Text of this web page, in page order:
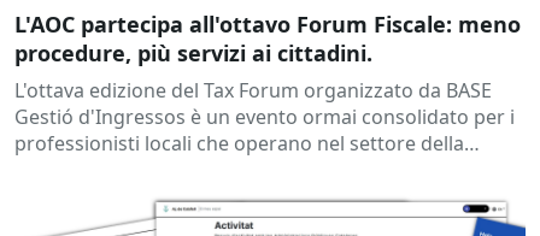
L'AOC partecipa all'ottavo Forum Fiscale: meno
procedure, più servizi ai cittadini.
L'ottava edizione del Tax Forum organizzato da BASE
Gestió d'Ingressos è un evento ormai consolidato per i
professionisti locali che operano nel settore della